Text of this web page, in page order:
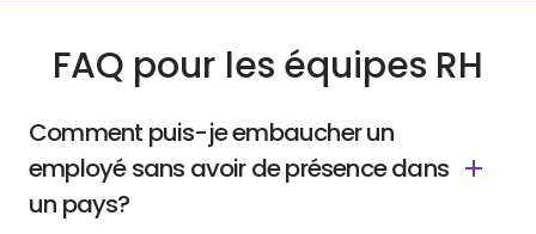
FAQ pour les équipes RH
Comment puis-je embaucher un
employé sans avoir de présence dans
un pays?